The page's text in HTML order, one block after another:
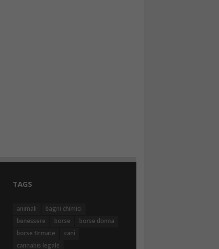
TAGS
animali
bagni chimici
benessere
borse
borse donna
borse firmate
cani
cannabis legale